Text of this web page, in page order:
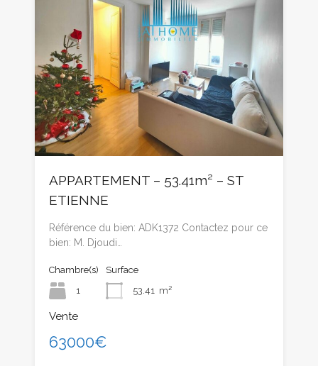
APPARTEMENT – 53.41m² – ST
ETIENNE
Référence du bien: ADK1372 Contactez pour ce
bien: M. Djoudi…
Chambre(s)
1
Surface
53.41 m²
Vente
63000€